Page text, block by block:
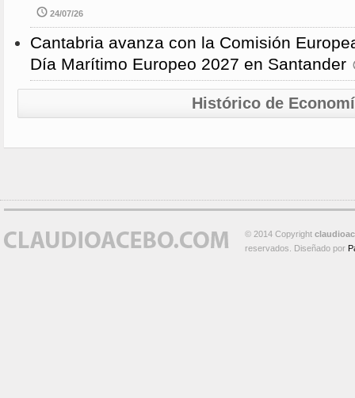
24/07/26
Cantabria avanza con la Comisión
Día Marítimo Europeo 2027 en Santander
Histórico de
© 2014 Copyright
reservados. Diseñado por